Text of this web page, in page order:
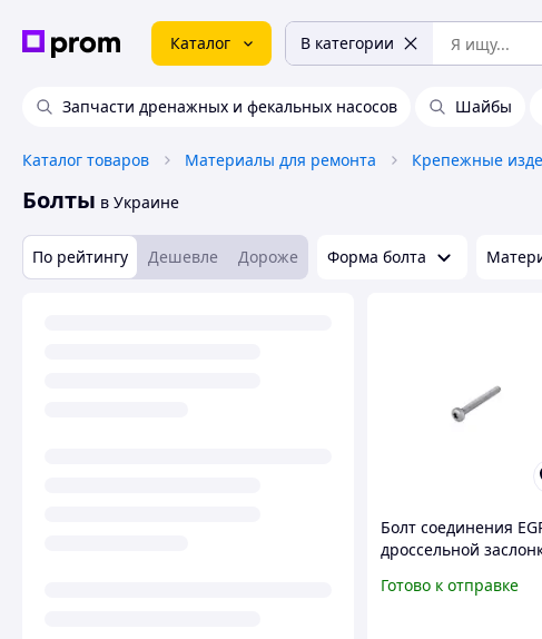
Каталог В категории
Запчасти дренажных и фекальных насосов Шайбы
Каталог товаров Материалы для ремонта Крепежные
Болты в Украине
По рейтингу Дешевле Дороже Форма болта
Болт соединения
дроссельной
Готово к отправке